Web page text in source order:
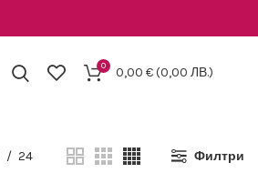
0 0,00€(0,00 ЛВ.)
24 Филтри